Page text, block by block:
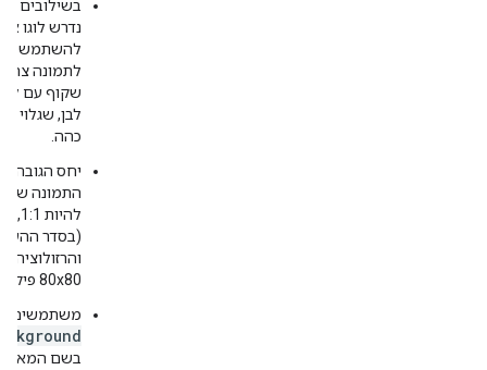
נדרש לוגו
להשתמש בו
לתמונה
שקוף עם
לבן, שגלוי
כהה.
יחס הגובה-
התמונה של
(בסדר
והרזולוציה
80x80 פיקסלים או יותר.
משתמשים
בשם